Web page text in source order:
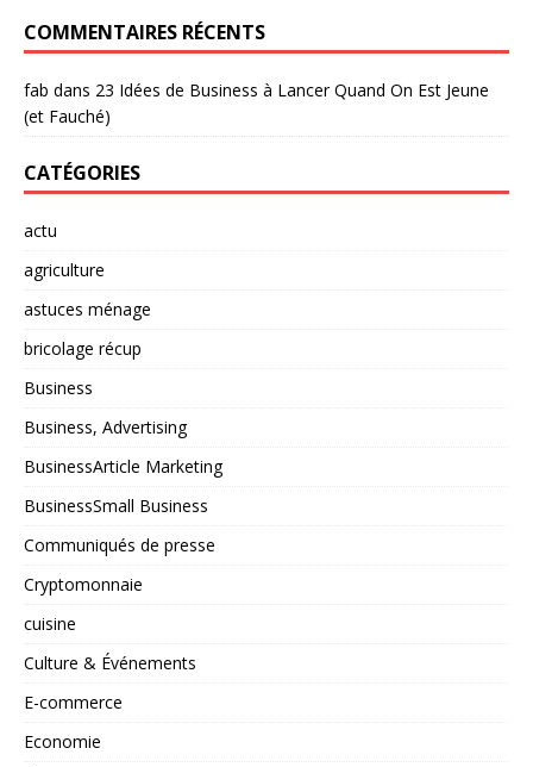
COMMENTAIRES RÉCENTS
fab dans 23 Idées de Business à Lancer Quand On Est Jeune
(et Fauché)
CATÉGORIES
actu
agriculture
astuces ménage
bricolage récup
Business
Business, Advertising
BusinessArticle Marketing
BusinessSmall Business
Communiqués de presse
Cryptomonnaie
cuisine
Culture & Événements
E-commerce
Economie